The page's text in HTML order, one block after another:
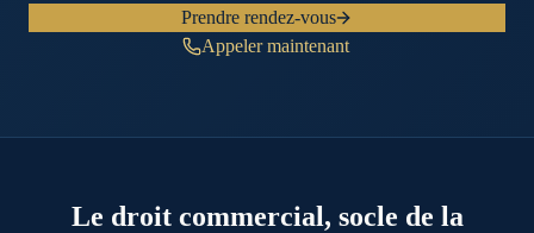
Prendre rendez-vous
Appeler maintenant
Le droit commercial, socle de la